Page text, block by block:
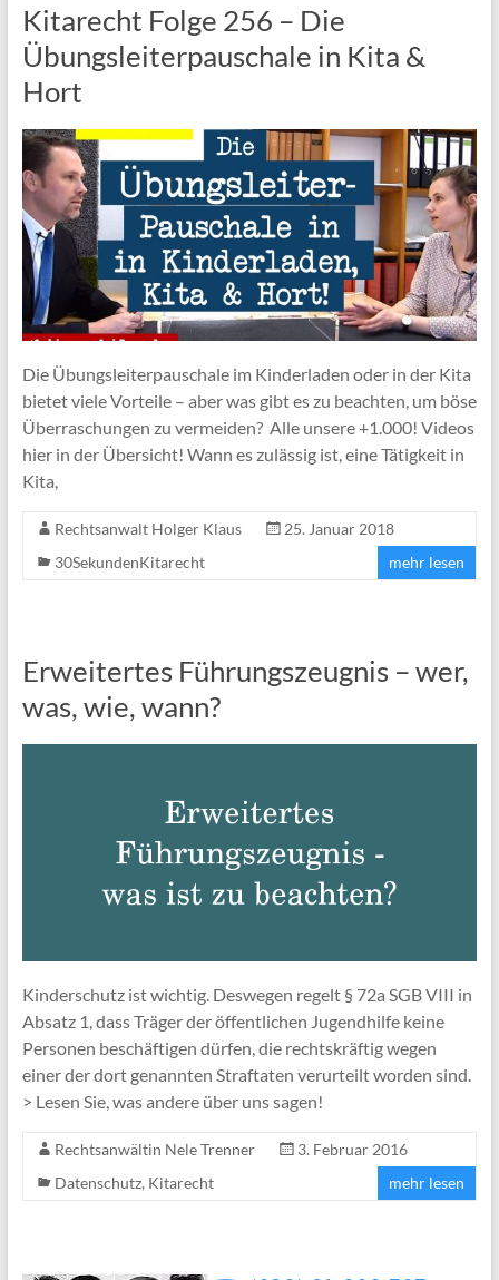
Kitarecht Folge 256 – Die
Übungsleiterpauschale in Kita &
Hort
Die Übungsleiterpauschale im Kinderladen oder in der Kita
bietet viele Vorteile – aber was gibt es zu beachten, um böse
Überraschungen zu vermeiden? Alle unsere +1.000! Videos
hier in der Übersicht! Wann es zulässig ist, eine Tätigkeit in
Kita,
Rechtsanwalt Holger Klaus
25. Januar 2018
30SekundenKitarecht
mehr lesen
Erweitertes Führungszeugnis – wer,
was, wie, wann?
Kinderschutz ist wichtig. Deswegen regelt § 72a SGB VIII in
Absatz 1, dass Träger der öffentlichen Jugendhilfe keine
Personen beschäftigen dürfen, die rechtskräftig wegen
einer der dort genannten Straftaten verurteilt worden sind.
> Lesen Sie, was andere über uns sagen!
Rechtsanwältin Nele Trenner
3. Februar 2016
Datenschutz, Kitarecht mehr lesen